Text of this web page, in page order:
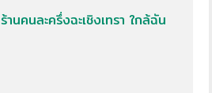
ร้านคนละครึ่งฉะเชิงเทรา ใกล้ฉัน